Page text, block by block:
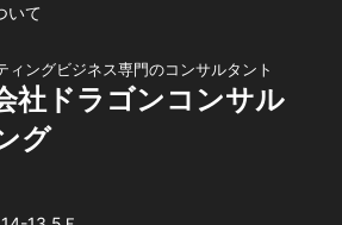
いて
ィングビジネス専門のコンサルタント
社ドラゴンコンサル
グ